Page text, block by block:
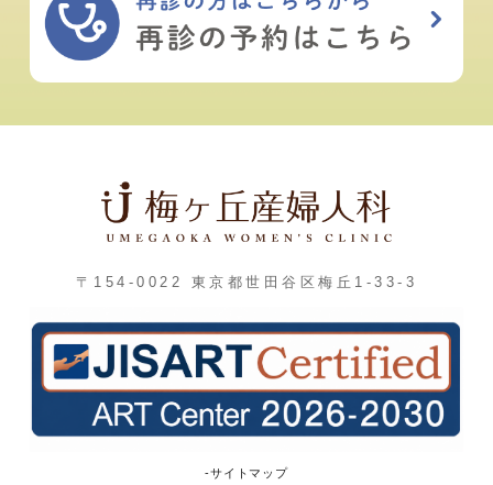
〒154-0022 東京都世田谷区梅丘1-33-3
-サイトマップ